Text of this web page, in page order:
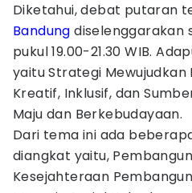
Diketahui, debat putaran
Bandung diselenggarakan
pukul 19.00-21.30 WIB.
yaitu Strategi Mewujudkan
Kreatif, Inklusif, dan
Maju dan Berkebudayaan.
Dari tema ini ada
diangkat yaitu,
Kesejahteraan